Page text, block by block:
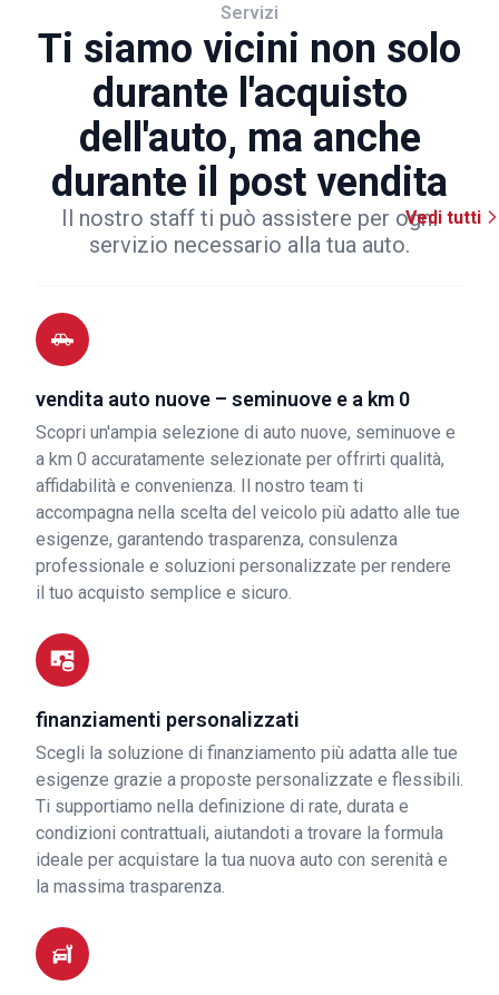
Servizi
Ti siamo vicini non solo
durante l'acquisto
dell'auto, ma anche
durante il post vendita
Il nostro staff ti può assistere per ogni
servizio necessario alla tua auto.
Vedi tutti
vendita auto nuove – seminuove e a km 0
Scopri un'ampia selezione di auto nuove, seminuove e
a km 0 accuratamente selezionate per offrirti qualità,
affidabilità e convenienza. Il nostro team ti
accompagna nella scelta del veicolo più adatto alle tue
esigenze, garantendo trasparenza, consulenza
professionale e soluzioni personalizzate per rendere
il tuo acquisto semplice e sicuro.
finanziamenti personalizzati
Scegli la soluzione di finanziamento più adatta alle tue
esigenze grazie a proposte personalizzate e flessibili.
Ti supportiamo nella definizione di rate, durata e
condizioni contrattuali, aiutandoti a trovare la formula
ideale per acquistare la tua nuova auto con serenità e
la massima trasparenza.